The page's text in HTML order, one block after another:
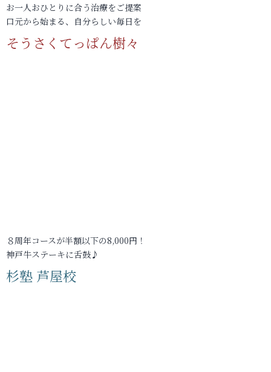
お一人おひとりに合う治療をご提案
口元から始まる、自分らしい毎日を
そうさくてっぱん樹々
８周年コースが半額以下の8,000円！
神戸牛ステーキに舌鼓♪
杉塾 芦屋校